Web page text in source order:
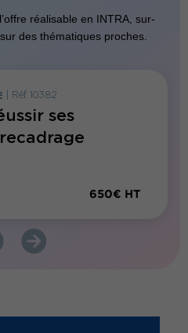
réalisable en INTRA, sur-
des thématiques proches.
Réf. 10382
ses
650€ HT